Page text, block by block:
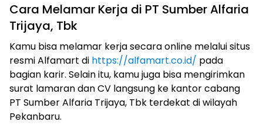
Cara Melamar Kerja di PT Sumber Alfaria
Trijaya, Tbk
Kamu bisa melamar kerja secara online melalui situs
resmi Alfamart di https://alfamart.co.id/ pada
bagian karir. Selain itu, kamu juga bisa mengirimkan
surat lamaran dan CV langsung ke kantor cabang
PT Sumber Alfaria Trijaya, Tbk terdekat di wilayah
Pekanbaru.